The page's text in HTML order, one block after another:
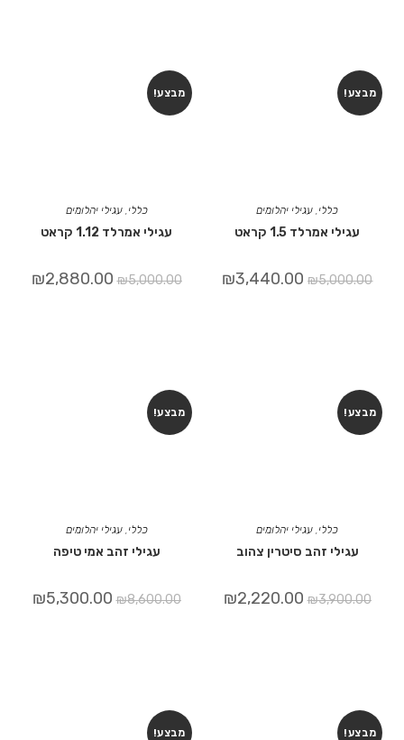
מבצע!
כללי ,עגילי יהלומים
עגילי אמרלד 1.12 קראט
₪5,000.00
₪2,880.00
מבצע!
כללי עגילי יהלומים
עגילי אמרלד 1.5 קראט
₪5,000.00
₪3,440.00
מבצע!
כללי,עגילי יהלומים
עגילי זהב אמי טיפה
₪8,600.00
₪5,300.00
מבצע!
כללי, עגילי יהלומים
עגילי זהב סיטרין צהוב
₪3,900.00
₪2,220.00
מבצע! מבצע!